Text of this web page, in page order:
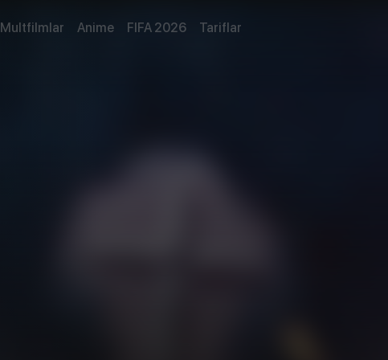
Multfilmlar Anime FIFA 2026 Tariflar